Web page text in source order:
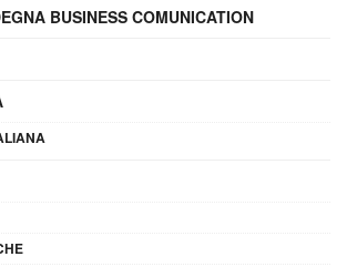
BUSINESS COMUNICATION